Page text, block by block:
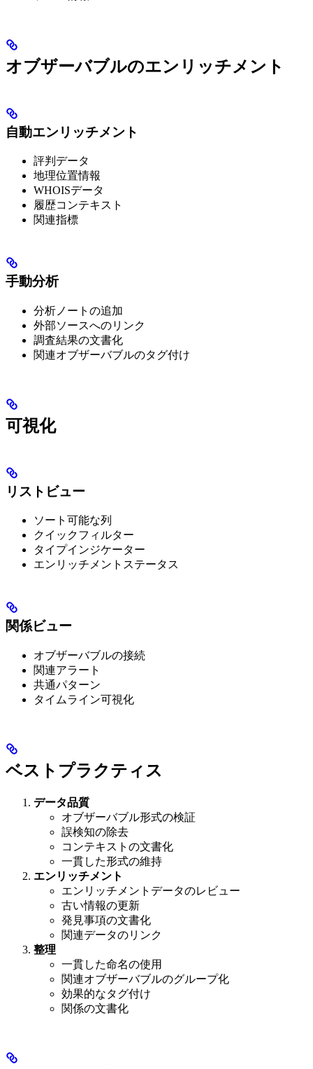
オブザーバブルのエンリッチメント
自動エンリッチメント
評判データ
地理位置情報
WHOISデータ
履歴コンテキスト
関連指標
手動分析
分析ノートの追加
外部ソースへのリンク
調査結果の文書化
関連オブザーバブルのタグ付け
可視化
リストビュー
ソート可能な列
クイックフィルター
タイプインジケーター
エンリッチメントステータス
関係ビュー
オブザーバブルの接続
関連アラート
共通パターン
タイムライン可視化
ベストプラクティス
データ品質
オブザーバブル形式の検証
誤検知の除去
コンテキストの文書化
一貫した形式の維持
エンリッチメント
エンリッチメントデータのレビュー
古い情報の更新
発見事項の文書化
関連データのリンク
整理
一貫した命名の使用
関連オブザーバブルのグループ化
効果的なタグ付け
関係の文書化